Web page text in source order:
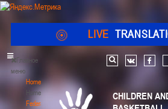
LIVE
Главное
меню
Home
Home
Federation
Search vk
CHILDREN